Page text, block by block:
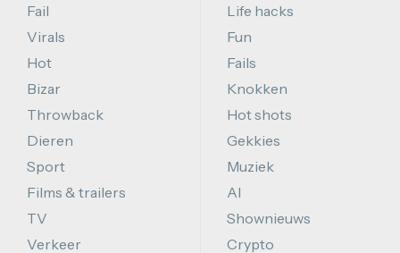
Fail
Virals
Hot
Bizar
Throwback
Dieren
Sport
Films & trailers
TV
Verkeer
Life hacks
Fun
Fails
Knokken
Hot shots
Gekkies
Muziek
AI
Shownieuws
Crypto